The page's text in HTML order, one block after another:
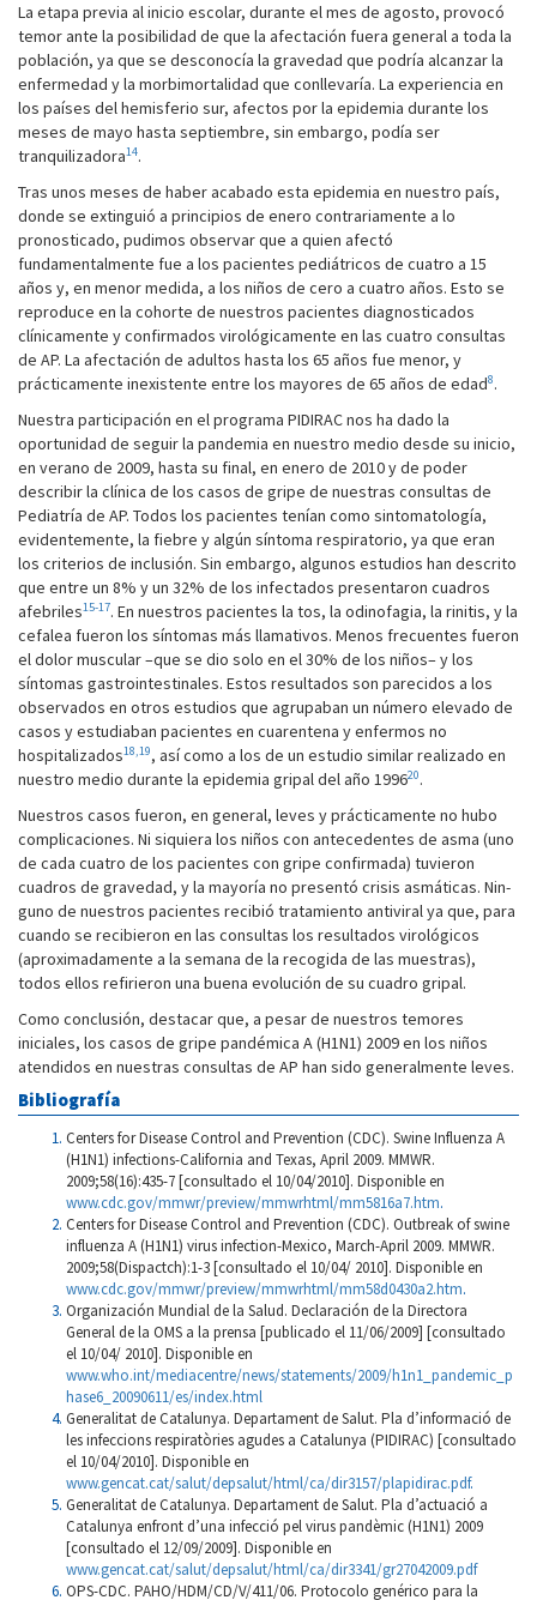
La etapa previa al inicio escolar, durante el mes de agosto, provocó
temor ante la posibilidad de que la afectación fuera general a toda la
población, ya que se desconocía la gravedad que podría alcanzar la
enfermedad y la morbimortalidad que conllevaría. La experiencia en
los países del hemisferio sur, afectos por la epidemia durante los
meses de mayo hasta septiembre, sin embargo, podía ser
tranquilizadora14.
Tras unos meses de haber acabado esta epidemia en nuestro país,
donde se extinguió a principios de enero contrariamente a lo
pronosticado, pudimos observar que a quien afectó
fundamentalmente fue a los pacientes pediátricos de cuatro a 15
años y, en menor medida, a los niños de cero a cuatro años. Esto se
reproduce en la cohorte de nuestros pacientes diagnosticados
clínicamente y confirmados virológicamente en las cuatro consultas
de AP. La afectación de adultos hasta los 65 años fue menor, y
prácticamente inexistente entre los mayores de 65 años de edad8.
Nuestra participación en el programa PIDIRAC nos ha dado la
oportunidad de seguir la pandemia en nuestro medio desde su inicio,
en verano de 2009, hasta su final, en enero de 2010 y de poder
describir la clínica de los casos de gripe de nuestras consultas de
Pediatría de AP. Todos los pacientes tenían como sintomatología,
evidentemente, la fiebre y algún síntoma respiratorio, ya que eran
los criterios de inclusión. Sin embargo, algunos estudios han descrito
que entre un 8% y un 32% de los infectados presentaron cuadros
afebriles15-17. En nuestros pacientes la tos, la odinofagia, la rinitis, y la
cefalea fueron los síntomas más llamativos. Menos frecuentes fueron
el dolor muscular –que se dio solo en el 30% de los niños– y los
síntomas gastrointestinales. Estos resultados son parecidos a los
observados en otros estudios que agrupaban un número elevado de
casos y estudiaban pacientes en cuarentena y enfermos no
hospitalizados18,19, así como a los de un estudio similar realizado en
nuestro medio durante la epidemia gripal del año 199620.
Nuestros casos fueron, en general, leves y prácticamente no hubo
complicaciones. Ni siquiera los niños con antecedentes de asma (uno
de cada cuatro de los pacientes con gripe confirmada) tuvieron
cuadros de gravedad, y la mayoría no presentó crisis asmáticas. Nin­
guno de nuestros pacientes recibió tratamiento antiviral ya que, para
cuando se recibieron en las consultas los resultados virológicos
(aproximadamente a la semana de la recogida de las muestras),
todos ellos refirieron una buena evolución de su cuadro gripal.
Como conclusión, destacar que, a pesar de nuestros temores
iniciales, los casos de gripe pandémica A (H1N1) 2009 en los niños
atendidos en nuestras consultas de AP han sido generalmente leves.
Bibliografía
Centers for Disease Control and Prevention (CDC). Swine Influenza A
(H1N1) infections-California and Texas, April 2009. MMWR.
2009;58(16):435-7 [consultado el 10/04/2010]. Disponible en
www.cdc.gov/mmwr/preview/mmwrhtml/mm5816a7.htm.
Centers for Disease Control and Prevention (CDC). Outbreak of swine
influenza A (H1N1) virus infection-Mexico, March-April 2009. MMWR.
2009;58(Dispactch):1-3 [consultado el 10/04/ 2010]. Disponible en
www.cdc.gov/mmwr/preview/mmwrhtml/mm58d0430a2.htm.
Organización Mundial de la Salud. Declaración de la Directora
General de la OMS a la prensa [publicado el 11/06/2009] [consultado
el 10/04/ 2010]. Disponible en
www.who.int/mediacentre/news/statements/2009/h1n1_pandemic_p
hase6_20090611/es/index.html
Generalitat de Catalunya. Departament de Salut. Pla d’informació de
les infeccions respiratòries agudes a Catalunya (PIDIRAC) [consultado
el 10/04/2010]. Disponible en
www.gencat.cat/salut/depsalut/html/ca/dir3157/plapidirac.pdf.
Generalitat de Catalunya. Departament de Salut. Pla d’actuació a
Catalunya enfront d’una infecció pel virus pandèmic (H1N1) 2009
[consultado el 12/09/2009]. Disponible en
www.gencat.cat/salut/depsalut/html/ca/dir3341/gr27042009.pdf
OPS-CDC. PAHO/HDM/CD/V/411/06. Protocolo genérico para la